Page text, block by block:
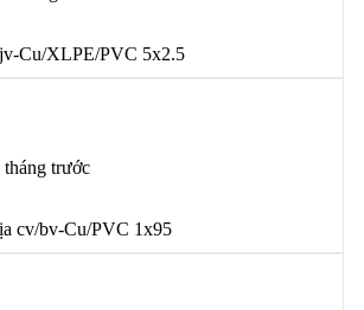
Cu/XLPE/PVC 5x2.5
tháng trước
cv/bv-Cu/PVC 1x95